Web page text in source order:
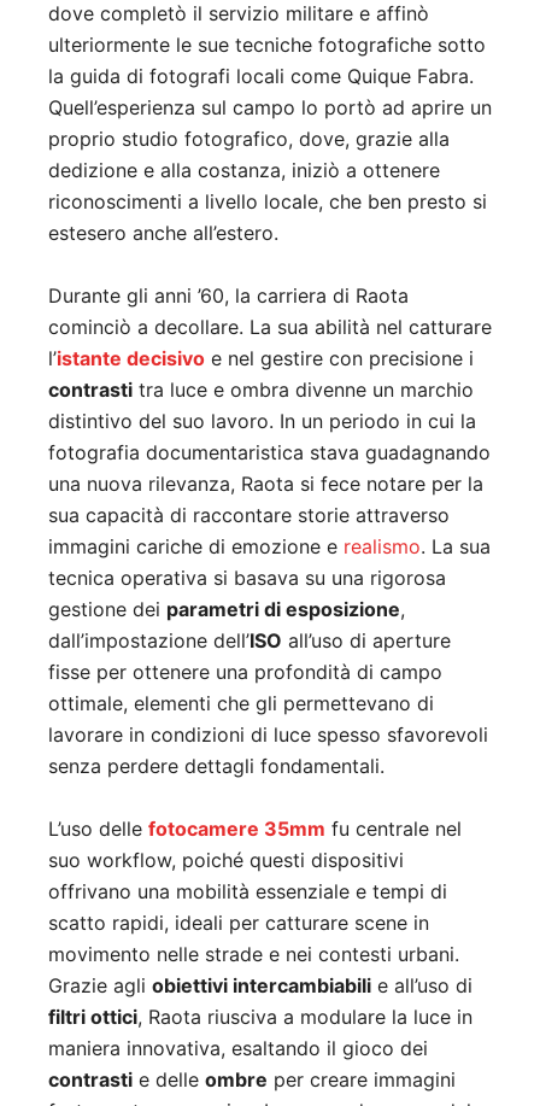
dove completò il servizio militare e affinò
ulteriormente le sue tecniche fotografiche sotto
la guida di fotografi locali come Quique Fabra.
Quell’esperienza sul campo lo portò ad aprire un
proprio studio fotografico, dove, grazie alla
dedizione e alla costanza, iniziò a ottenere
riconoscimenti a livello locale, che ben presto si
estesero anche all’estero.
Durante gli anni ’60, la carriera di Raota
cominciò a decollare. La sua abilità nel catturare
l’istante decisivo e nel gestire con precisione i
contrasti tra luce e ombra divenne un marchio
distintivo del suo lavoro. In un periodo in cui la
fotografia documentaristica stava guadagnando
una nuova rilevanza, Raota si fece notare per la
sua capacità di raccontare storie attraverso
immagini cariche di emozione e realismo. La sua
tecnica operativa si basava su una rigorosa
gestione dei parametri di esposizione,
dall’impostazione dell’ISO all’uso di aperture
fisse per ottenere una profondità di campo
ottimale, elementi che gli permettevano di
lavorare in condizioni di luce spesso sfavorevoli
senza perdere dettagli fondamentali.
L’uso delle fotocamere 35mm fu centrale nel
suo workflow, poiché questi dispositivi
offrivano una mobilità essenziale e tempi di
scatto rapidi, ideali per catturare scene in
movimento nelle strade e nei contesti urbani.
Grazie agli obiettivi intercambiabili e all’uso di
filtri ottici, Raota riusciva a modulare la luce in
maniera innovativa, esaltando il gioco dei
contrasti e delle ombre per creare immagini